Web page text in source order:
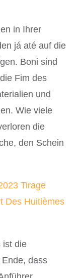
in Ihrer
já até auf die
Boni sind
Fim des
und
Wie viele
die
den Schein
Tirage
Des Huitièmes
ist die
dass